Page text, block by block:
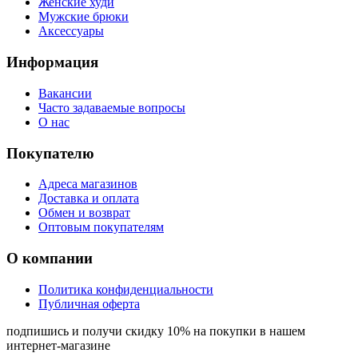
Мужские брюки
Аксессуары
Информация
Вакансии
Часто задаваемые вопросы
О нас
Покупателю
Адреса магазинов
Доставка и оплата
Обмен и возврат
Оптовым покупателям
О компании
Политика конфиденциальности
Публичная оферта
подпишись и получи скидку 10% на покупки в нашем
интернет-магазине